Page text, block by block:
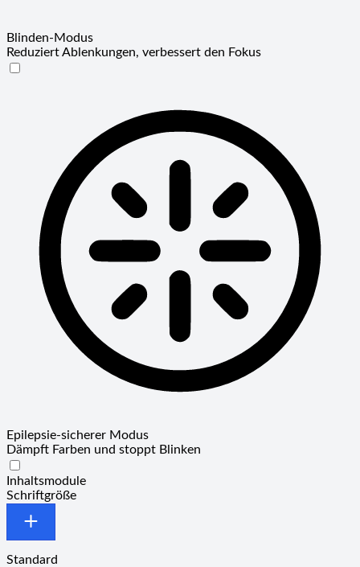
Blinden-Modus
Reduziert Ablenkungen, verbessert den Fokus
Epilepsie-sicherer Modus
Dämpft Farben und stoppt Blinken
Inhaltsmodule
Schriftgröße
Standard